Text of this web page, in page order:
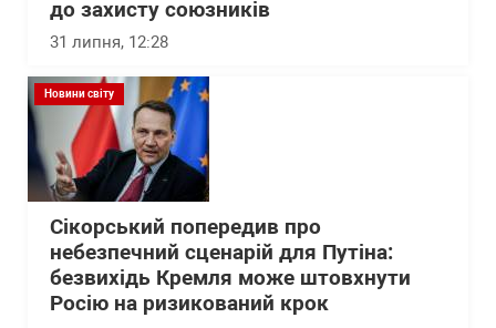
до захисту союзників
31 липня, 12:28
Новини світу
Сікорський попередив про
небезпечний сценарій для Путіна:
безвихідь Кремля може штовхнути
Росію на ризикований крок